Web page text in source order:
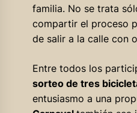
familia. No se trata
compartir el proceso
de salir a la calle con
Entre todos los
sorteo de tres
entusiasmo a una